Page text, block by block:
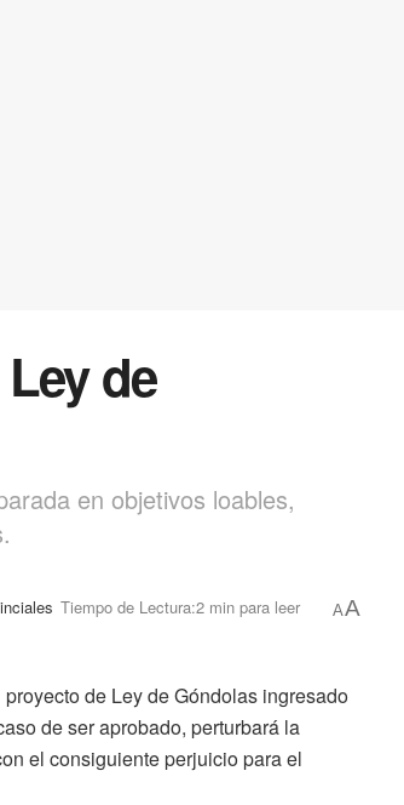
de
en objetivos loables,
Tiempo de Lectura:2 min para leer AA
de Ley de Góndolas ingresado
de ser aprobado, perturbará la
el consiguiente perjuicio para el